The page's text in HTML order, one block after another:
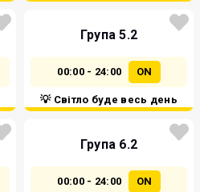
Група 5.2
00:00 - 24:00 ON
💡 Світло буде весь день
Група 6.2
00:00 - 24:00 ON